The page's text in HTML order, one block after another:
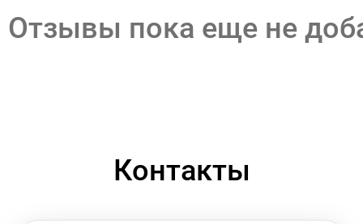
Отзывы пока еще не
Контакты